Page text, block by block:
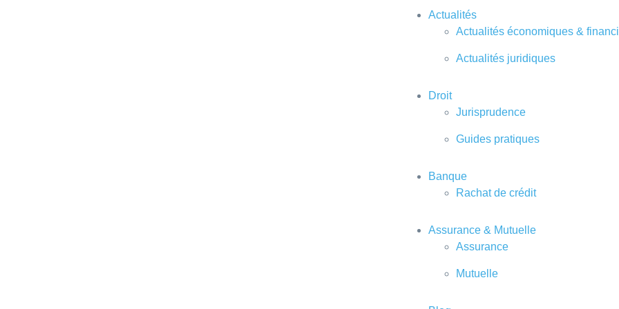
Actualités
Actualités économiques &
Actualités juridiques
Droit
Jurisprudence
Guides pratiques
Banque
Rachat de crédit
Assurance & Mutuelle
Assurance
Mutuelle